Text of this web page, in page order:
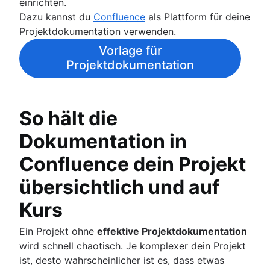
Spaghetti-Diagramm
Datenflussdiagramme (DFD): Definition und
wichtigste Komponenten
Entity-Relationship-Diagramm
Produktdokumentation
Softwaredesigndokument
Leistungsbeschreibung
Dokumentenmanagementprozess
Überblick
Dazu kannst du Confluence als Plattform für deine
Projektdokumentation verwenden.
Vorlage für
Projektdokumentation
So hält die
Dokumentation in
Confluence dein Projekt
übersichtlich und auf
Kurs
Ein Projekt ohne effektive Projektdokumentation
wird schnell chaotisch. Je komplexer dein Projekt
ist, desto wahrscheinlicher ist es, dass etwas